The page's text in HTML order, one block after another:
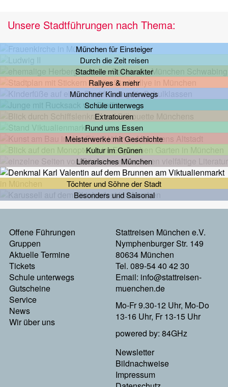
Unsere Stadtführungen nach Thema:
München für Einsteiger
Durch die Zeit reisen
Stadtteile mit Charakter
Rallyes & mehr
Münchner Kindl unterwegs
Schule unterwegs
Extratouren
Rund ums Essen
Meisterwerke mit Geschichte
Kultur im Grünen
Literarisches München
Töchter und Söhne der Stadt
Besonders und Saisonal
Footermenu
Links
Offene Führungen
Gruppen
Aktuelle Termine
Tickets
Schule unterwegs
Gutscheine
Service
News
Wir über uns
Stattreisen München e.V.
Nymphenburger Str. 149
80634 München
Tel. 089-54 40 42 30
Email: info@stattreisen-
muenchen.de
Mo-Fr 9.30-12 Uhr, Mo-Do
13-16 Uhr, Fr 13-15 Uhr
powered by: 84GHz
Footer
Menu
Newsletter
Bildnachweise
Impressum